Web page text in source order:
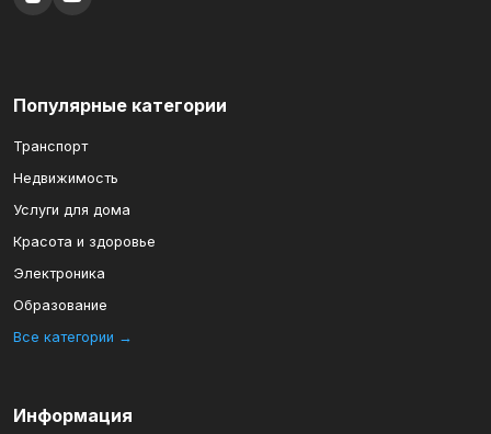
Популярные категории
Транспорт
Недвижимость
Услуги для дома
Красота и здоровье
Электроника
Образование
Все категории →
Информация